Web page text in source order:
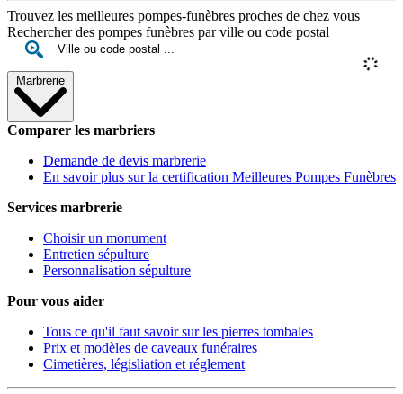
Trouvez les meilleures pompes-funèbres proches de chez vous
Rechercher des pompes funèbres par ville ou code postal
Marbrerie
Comparer les marbriers
Demande de devis marbrerie
En savoir plus sur la certification Meilleures Pompes Funèbres
Services marbrerie
Choisir un monument
Entretien sépulture
Personnalisation sépulture
Pour vous aider
Tous ce qu'il faut savoir sur les pierres tombales
Prix et modèles de caveaux funéraires
Cimetières, législiation et réglement